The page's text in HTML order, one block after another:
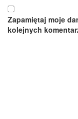
Zapamiętaj moje
kolejnych